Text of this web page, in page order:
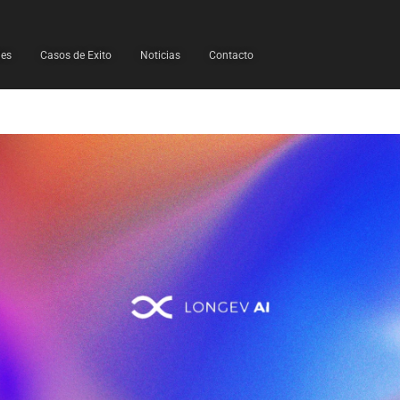
Casos de Exito Noticias Contacto